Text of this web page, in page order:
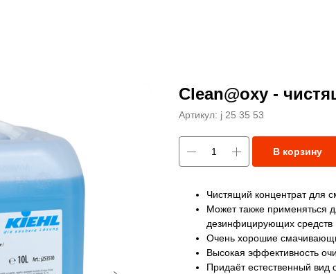
Clean@oxy -
Артикул: j 25 35 53
В корзину
Чистящий концентрат для
Может также применяться
дезинфицирующих средств
Очень хорошие
Высокая эффективность
Придаёт естественный вид